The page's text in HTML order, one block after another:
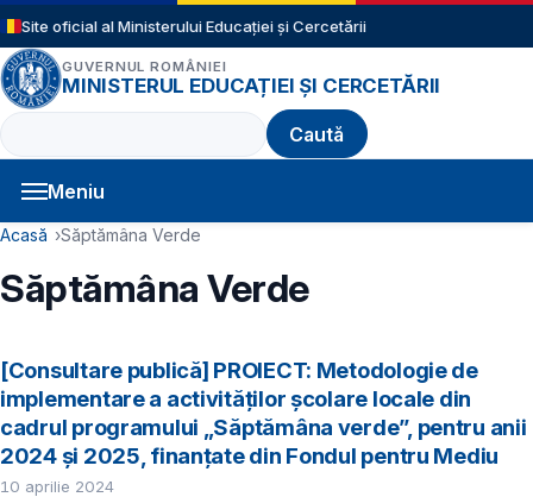
Sari la conținutul principal
Site oficial al Ministerului Educației și Cercetării
GUVERNUL ROMÂNIEI
MINISTERUL EDUCAȚIEI ȘI CERCETĂRII
Caută
Meniu
Navigație principală
Cale de navigare
Acasă Săptămâna Verde
Săptămâna Verde
[Consultare publică] PROIECT: Metodologie de
implementare a activităților școlare locale din
cadrul programului „Săptămâna verde”, pentru anii
2024 și 2025, finanțate din Fondul pentru Mediu
10 aprilie 2024